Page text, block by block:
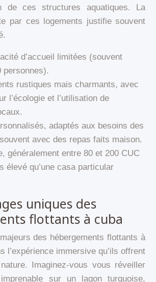
ces structures aquatiques. La
par ces logements justifie souvent
d’accueil limitées (souvent
personnes).
rustiques mais charmants, avec
l’écologie et l’utilisation de
adaptés aux besoins des
avec des repas faits maison.
généralement entre 80 et 200 CUC
élevé qu’une casa particular
uniques des
flottants à cuba
des hébergements flottants à
l’expérience immersive qu’ils offrent
Imaginez-vous vous réveiller
sur un lagon turquoise,